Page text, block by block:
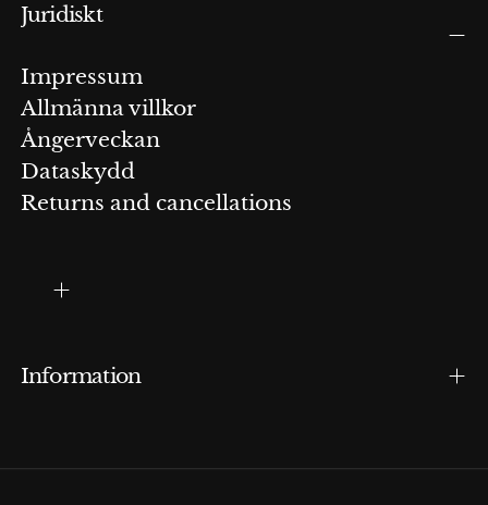
Juridiskt
Impressum
Allmänna villkor
Ångerveckan
Dataskydd
Returns and cancellations
Information